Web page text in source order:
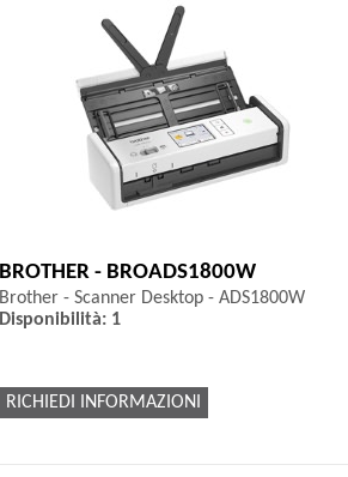
BROTHER - BROADS1800W
Brother - Scanner Desktop - ADS1800W
Disponibilità: 1
RICHIEDI INFORMAZIONI